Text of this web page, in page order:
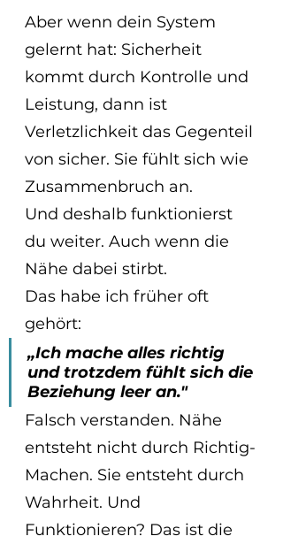
Aber wenn dein System
gelernt hat: Sicherheit
kommt durch Kontrolle und
Leistung, dann ist
Verletzlichkeit das Gegenteil
von sicher. Sie fühlt sich wie
Zusammenbruch an.
Und deshalb funktionierst
du weiter. Auch wenn die
Nähe dabei stirbt.
Das habe ich früher oft
gehört:
„Ich mache alles richtig
und trotzdem fühlt sich die
Beziehung leer an."
Falsch verstanden. Nähe
entsteht nicht durch Richtig-
Machen. Sie entsteht durch
Wahrheit. Und
Funktionieren? Das ist die